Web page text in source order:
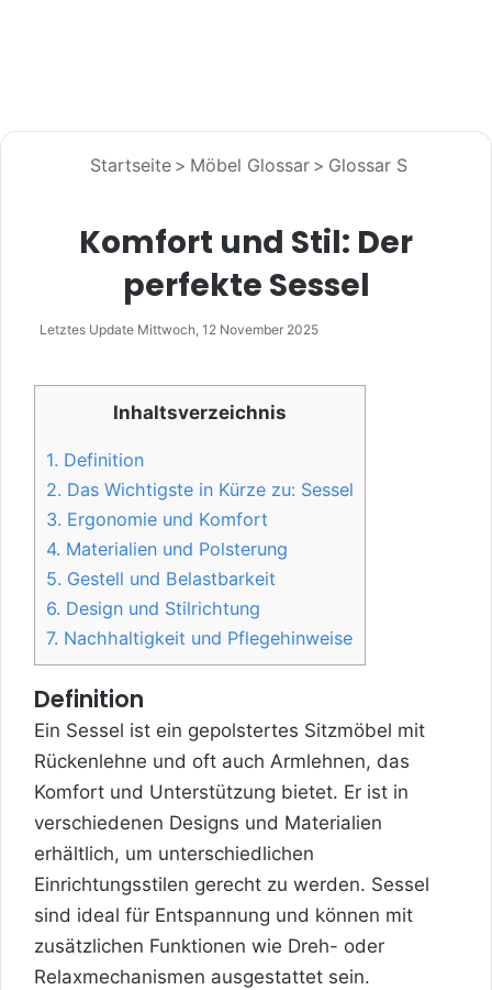
Startseite > Möbel Glossar > Glossar S
Komfort und Stil: Der
perfekte Sessel
Letztes Update Mittwoch, 12 November 2025
Inhaltsverzeichnis
1. Definition
2. Das Wichtigste in Kürze zu: Sessel
3. Ergonomie und Komfort
4. Materialien und Polsterung
5. Gestell und Belastbarkeit
6. Design und Stilrichtung
7. Nachhaltigkeit und Pflegehinweise
Definition
Ein Sessel ist ein gepolstertes Sitzmöbel mit
Rückenlehne und oft auch Armlehnen, das
Komfort und Unterstützung bietet. Er ist in
verschiedenen Designs und Materialien
erhältlich, um unterschiedlichen
Einrichtungsstilen gerecht zu werden. Sessel
sind ideal für Entspannung und können mit
zusätzlichen Funktionen wie Dreh- oder
Relaxmechanismen ausgestattet sein.